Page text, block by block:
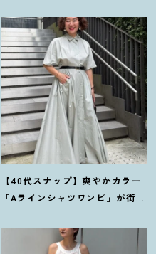
【40代スナップ】爽やかカラー
「Aラインシャツワンピ」が街で
さん